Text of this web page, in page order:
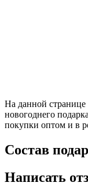
На данной странице
новогоднего
покупки оптом и в
Состав
Написать